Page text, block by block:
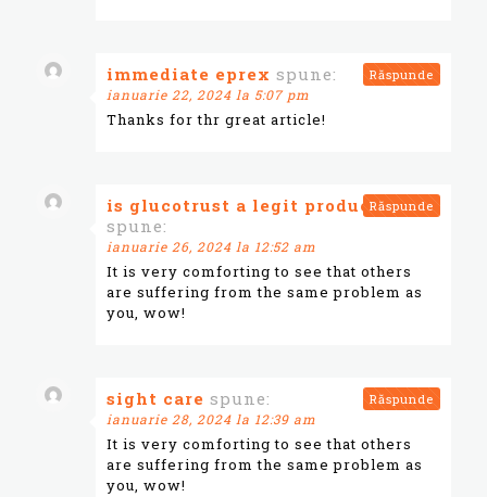
immediate eprex spune:
ianuarie 22, 2024 la 5:07 pm
Thanks for thr great article!
Răspunde
is glucotrust a legit product
spune:
ianuarie 26, 2024 la 12:52 am
It is very comforting to see that others
are suffering from the same problem as
you, wow!
Răspunde
sight care spune:
ianuarie 28, 2024 la 12:39 am
It is very comforting to see that others
are suffering from the same problem as
you, wow!
Răspunde